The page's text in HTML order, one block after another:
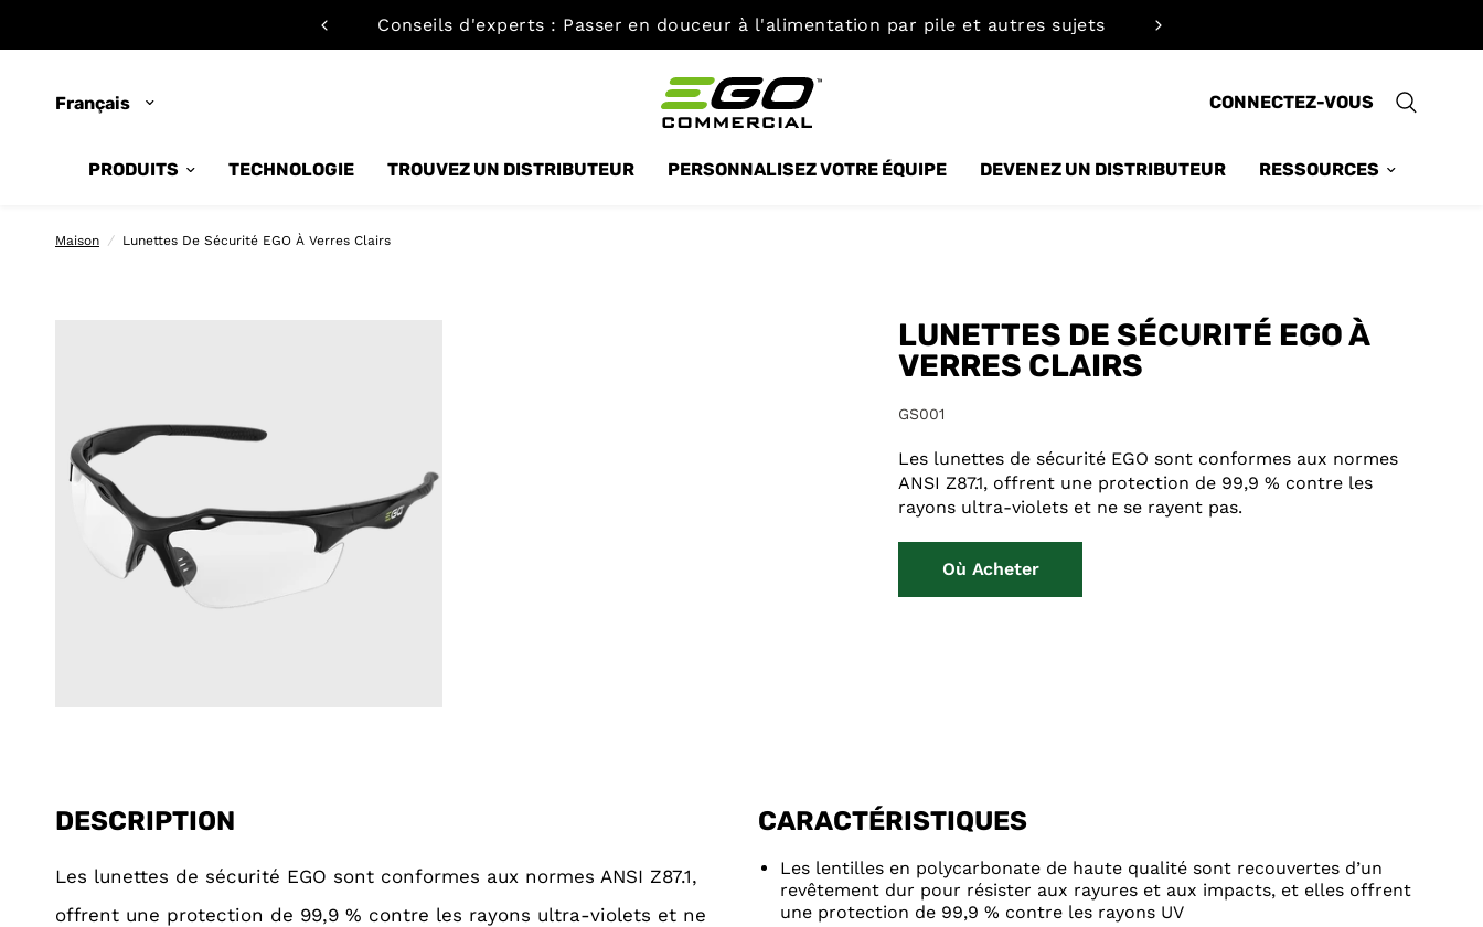
Conseils d'experts : Passer en douceur à l'alimentation par pile et autres sujets
Mettre
à
région
CONNECTEZ-VOUS
PRODUITS TECHNOLOGIE TROUVEZ UN DISTRIBUTEUR PERSONNALISEZ VOTRE ÉQUIPE DEVENEZ UN DISTRIBUTEUR RESSOURCES
Maison / Lunettes De Sécurité EGO À Verres Clairs
LUNETTES DE SÉCURITÉ EGO À
VERRES CLAIRS
GS001
Les lunettes de sécurité EGO sont conformes aux normes
ANSI Z87.1, offrent une protection de 99,9 % contre les
rayons ultra-violets et ne se rayent pas.
Où Acheter
DESCRIPTION
Les lunettes de sécurité EGO sont conformes aux normes ANSI Z87.1,
offrent une protection de 99,9 % contre les rayons ultra-violets et ne
CARACTÉRISTIQUES
Les lentilles en polycarbonate de haute qualité sont recouvertes d’un
revêtement dur pour résister aux rayures et aux impacts, et elles offrent
une protection de 99,9 % contre les rayons UV